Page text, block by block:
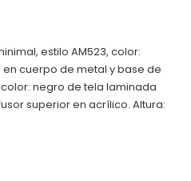
estilo AM523, color:
cuerpo de metal y base de
negro de tela laminada
superior en acrílico. Altura: